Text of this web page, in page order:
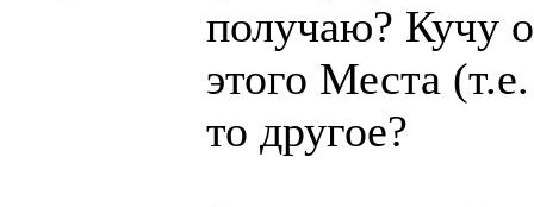
получаю? Кучу
этого Места
то другое?